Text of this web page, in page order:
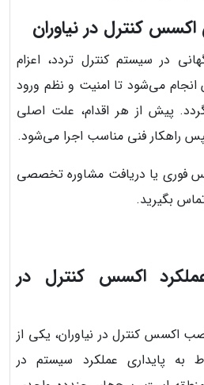
کنترل در نیاوران
در سیستم کنترل تردد، اعزام
انجام می‌شود تا امنیت و نظم ورود
پیش از هر اقدام، علت اصلی
راهکار فنی مناسب اجرا می‌شود.
فوری یا دریافت مشاوره تخصصی
بگیرید.
اکسس کنترل در
اکسس کنترل در نیاوران، یکی از
به پایداری عملکرد سیستم در